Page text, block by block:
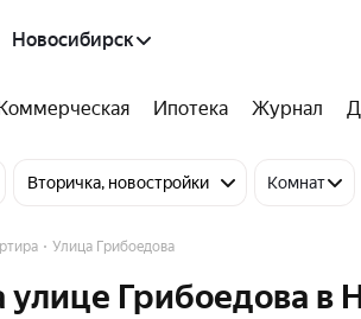
Новосибирск
Ипотека Журнал
Вторичка, новостройки Комнат
Улица Грибоедова
улице Грибоедова в